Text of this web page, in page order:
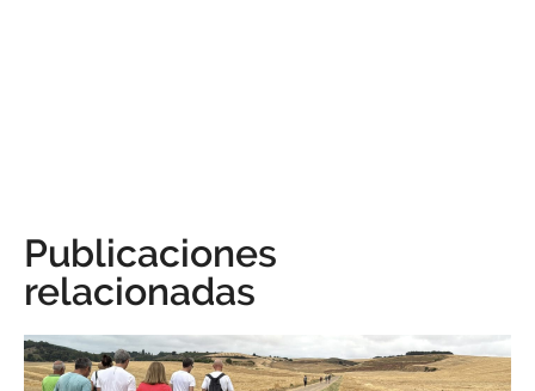
Publicaciones
relacionadas